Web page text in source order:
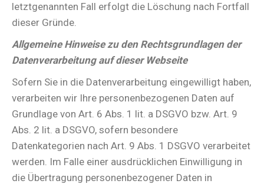
letztgenannten Fall erfolgt die Löschung nach Fortfall
dieser Gründe.
Allgemeine Hinweise zu den Rechtsgrundlagen der
Datenverarbeitung auf dieser Webseite
Sofern Sie in die Datenverarbeitung eingewilligt haben,
verarbeiten wir Ihre personenbezogenen Daten auf
Grundlage von Art. 6 Abs. 1 lit. a DSGVO bzw. Art. 9
Abs. 2 lit. a DSGVO, sofern besondere
Datenkategorien nach Art. 9 Abs. 1 DSGVO verarbeitet
werden. Im Falle einer ausdrücklichen Einwilligung in
die Übertragung personenbezogener Daten in